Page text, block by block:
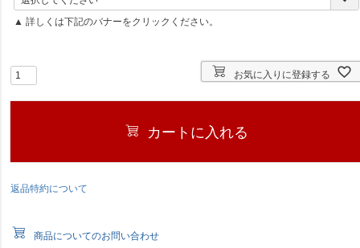
必
須
▲ 詳しくは下記のバナーをクリックください。
お気に入りに登録する
カートに入れる
返品特約について
商品についてのお問い合わせ